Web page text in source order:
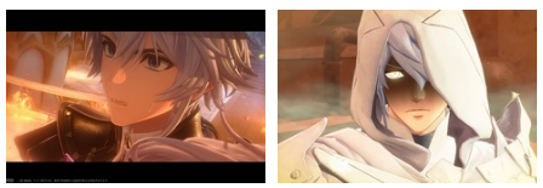
初公開！
ー】